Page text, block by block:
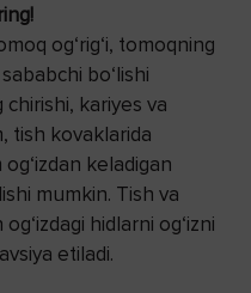
og‘rig‘i, tomoqning
bo‘lishi
kariyes va
tish kovaklarida
keladigan
mumkin. Tish va
hidlarni og‘izni
etiladi.